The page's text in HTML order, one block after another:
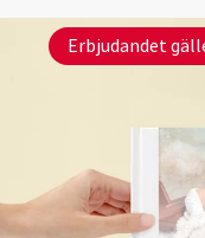
Erbjudandet